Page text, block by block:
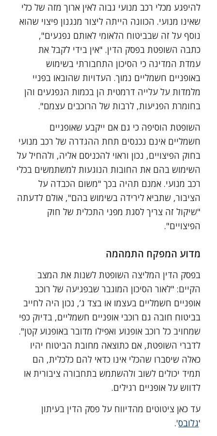
להיפגע מכלי רכב מנועי גבוה לאין ארוך מזה של כלי
שאינו מנועי. הכוונה הייתה ליצור מנגנון פיצוי שהוא
נוסף על זה שבביטוח הלאומי לאותם נפגעים",
כתבה השופטת בפסק הדין. "אין בידי לקבל את
עמדת המדינה כי הסיכון התחבורתי בשימוש
באופניים חשמליים נמוך. העדויות שהובאו בפניי
מלמדות על עלייה דרמטית הן בכמות הנפגעים והן
בחומרת הפגיעות, לרבות של הרוכבים עצמם".
השופטת הוסיפה כי גם אם ייקבע שאופניים
חשמליים אינם נכנסים תחת ההגדרה של רכב מנועי
בחוק הפיצויים, נכון וראוי להכניסם אליה, ולהחיל על
השימוש בהם את החובות הנוגעות למשתמשים בכלי
רכב מנועי. אמנם תהיה בכך "משום הכבדה על
הציבור, שתביא לירידה בשימוש בהם", אולם לדעתה
"שיקול זה צריך לסגת מפני התכלית של חוק
הפיצויים".
מדוע המפקח התמהמה
בפסק הדין המליצה השופטת לשנות את המצב
הקיים: "לאור הסיכון המוגבר שבפגיעה של רוכב
אופניים חשמליים בעצמו או בצד ג’, נכון היה לחייב
בביטוח חובה גם רוכבי אופניים חשמליים, בדיוק כפי
שמחויב כל רוכב אופנוע ואפילו מדובר באופנוע קטן".
לדברי השופטת, אם כתוצאה מחובת הביטוח יהיו
כאלה שיסברו שהכלי אינו כדאי להם כלכלית, הם
תמיד יכולים לשוב ולהשתמש בתחבורה ציבורית או
לדווש על אופניים רגילים.
עד כאן ציטוטים מהדיווח על פסק הדין בעיתון
'גלובס'.